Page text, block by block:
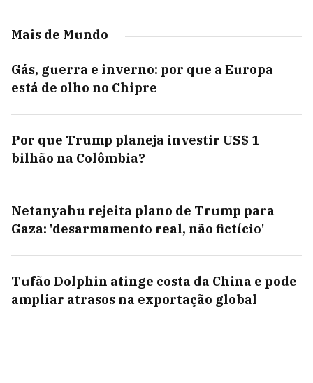
Mais de Mundo
Gás, guerra e inverno: por que a Europa
está de olho no Chipre
Por que Trump planeja investir US$ 1
bilhão na Colômbia?
Netanyahu rejeita plano de Trump para
Gaza: 'desarmamento real, não fictício'
Tufão Dolphin atinge costa da China e pode
ampliar atrasos na exportação global